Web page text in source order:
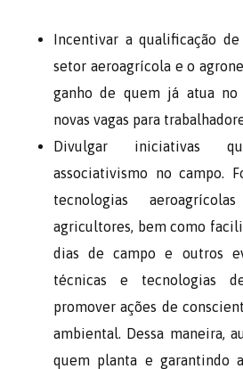
Incentivar a qualificação
setor aeroagrícola e o
ganho de quem já atua no
novas vagas para
Divulgar iniciativas
associativismo no campo.
tecnologias
agricultores, bem como
dias de campo e outros
técnicas e tecnologias
promover ações de
ambiental. Dessa maneira,
quem planta e garantindo